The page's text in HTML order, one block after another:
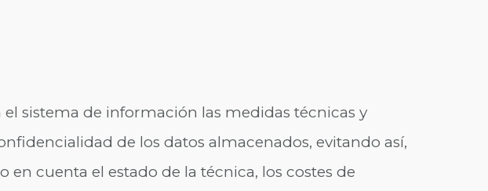
sistema de información las medidas técnicas y
de los datos almacenados, evitando así,
cuenta el estado de la técnica, los costes de